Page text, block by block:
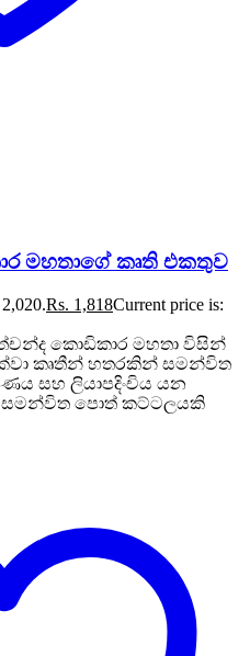
මහතාගේ කෘති එකතුව
Rs. 1,818Current price is:
කොඩිකාර මහතා විසින්
කෘතීන් හතරකින් සමන්විත
සහ ලියාපදිංචිය යන
සමන්විත පොත් කට්ටලයකි